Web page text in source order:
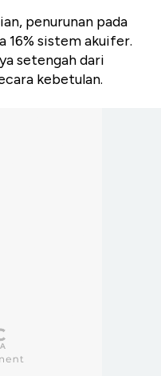
penurunan pada
16% sistem akuifer.
setengah dari
kebetulan.